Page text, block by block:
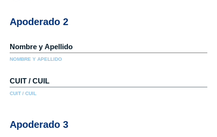
Apoderado 2
NOMBRE Y APELLIDO
CUIT / CUIL
Apoderado 3